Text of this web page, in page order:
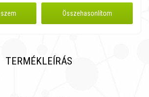
Összehasonlítom
TERMÉKLEÍRÁS